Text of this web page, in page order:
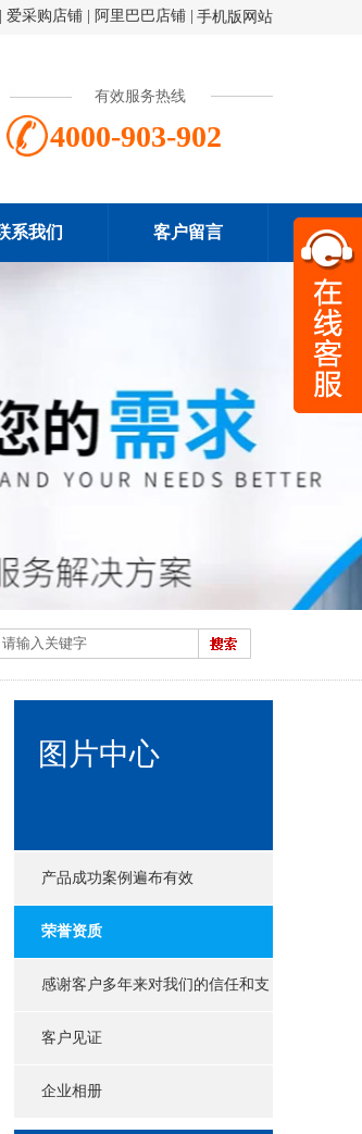
手机版网站
爱采购店铺 阿里巴巴店铺
有效服务热线
4000-903-902
系我们 客户留言
图片中心
产品成功案例遍布有效
荣誉资质
感谢客户多年来对我们的信任和支
客户见证
企业相册
扫一